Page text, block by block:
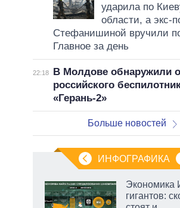
ударила по
области, а экс-
Стефанишиной вручили
Главное за день
22:18
В Молдове обнаружили
российского
«Герань-2»
Больше новостей
ИНФОГРАФИКА
Экономика
гигантов: